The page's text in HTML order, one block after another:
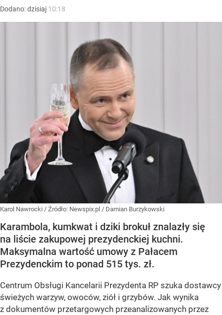
Dodano:dzisiaj 10:18
Karol Nawrocki / Źródło: Newspix.pl / Damian Burzykowski
Karambola, kumkwat i dziki brokuł znalazły się
na liście zakupowej prezydenckiej kuchni.
Maksymalna wartość umowy z Pałacem
Prezydenckim to ponad 515 tys. zł.
Centrum Obsługi Kancelarii Prezydenta RP szuka dostawcy
świeżych warzyw, owoców, ziół i grzybów. Jak wynika
z dokumentów przetargowych przeanalizowanych przez